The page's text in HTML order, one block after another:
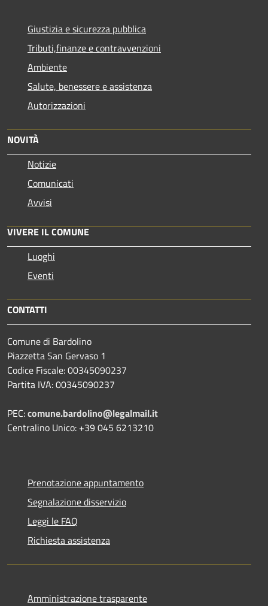
Giustizia e sicurezza pubblica
Tributi,finanze e contravvenzioni
Ambiente
Salute, benessere e assistenza
Autorizzazioni
NOVITÀ
Notizie
Comunicati
Avvisi
VIVERE IL COMUNE
Luoghi
Eventi
CONTATTI
Comune di Bardolino
Piazzetta San Gervaso 1
Codice Fiscale: 00345090237
Partita IVA: 00345090237
PEC:comune.bardolino@legalmail.it
Centralino Unico: +39 045 6213210
Prenotazione appuntamento
Segnalazione disservizio
Leggi le FAQ
Richiesta assistenza
Amministrazione trasparente